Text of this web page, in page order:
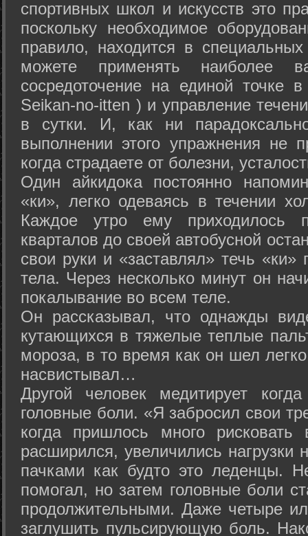
спортивных школ и искусств это
поскольку необходимое
правило, находится в
можете применять наиболее
сосредоточение на единой точке
Seikan-­no-­itten ) и управление
в сутки. И, как ни
выполнении этого упражнения не
когда страдаете от болезни,
Один айкидока постоянно
«ки», легко одеваясь в течении
Каждое утро ему приходилось
кварталов до своей автобусной
свои руки и «заставлял» течь «ки»
тела. Через несколько минут он
покалывание во всем теле.
Он рассказывал, что однажды
кутающихся в тяжелые теплые
мороза, в то время как он шел
насвистывал…
Другой человек медитирует
головные боли. «Я забросил свои
когда пришлось много
расширился, увеличились нагрузки
пачками как будто это леденцы.
помогал, но затем головные боли
продолжительными. Даже четыре
заглушить пульсирующую боль.